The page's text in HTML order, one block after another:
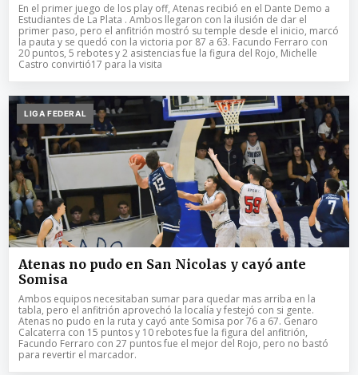
En el primer juego de los play off, Atenas recibió en el Dante Demo a
Estudiantes de La Plata . Ambos llegaron con la ilusión de dar el
primer paso, pero el anfitrión mostró su temple desde el inicio, marcó
la pauta y se quedó con la victoria por 87 a 63. Facundo Ferraro con
20 puntos, 5 rebotes y 2 asistencias fue la figura del Rojo, Michelle
Castro convirtió17 para la visita
LIGA FEDERAL
Atenas no pudo en San Nicolas y cayó ante
Somisa
Ambos equipos necesitaban sumar para quedar mas arriba en la
tabla, pero el anfitrión aprovechó la localía y festejó con si gente.
Atenas no pudo en la ruta y cayó ante Somisa por 76 a 67. Genaro
Calcaterra con 15 puntos y 10 rebotes fue la figura del anfitrión,
Facundo Ferraro con 27 puntos fue el mejor del Rojo, pero no bastó
para revertir el marcador.